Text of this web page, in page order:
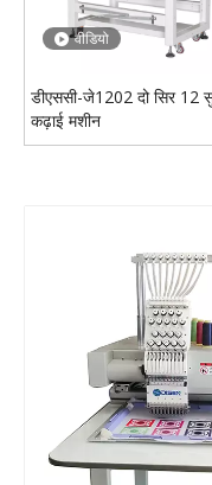
वीडियो
डीएससी-जे1202 दो सिर 12
कढ़ाई मशीन